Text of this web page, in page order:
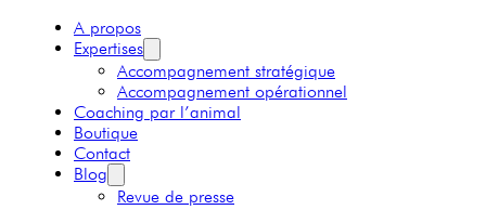
A propos
Expertises
Accompagnement stratégique
Accompagnement opérationnel
Coaching par l’animal
Boutique
Contact
Blog
Revue de presse